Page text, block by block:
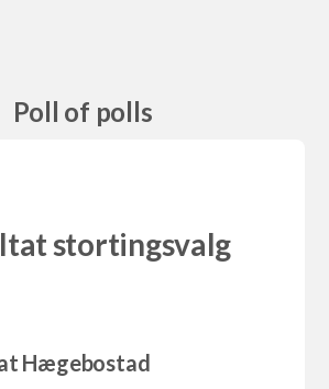
Poll of polls
stortingsvalg
Hægebostad